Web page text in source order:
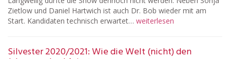
Zietlow und Daniel Hartwich ist auch Dr. Bob wieder mit am
Start. Kandidaten technisch erwartet… weiterlesen
Silvester 2020/2021: Wie die Welt (nicht) den